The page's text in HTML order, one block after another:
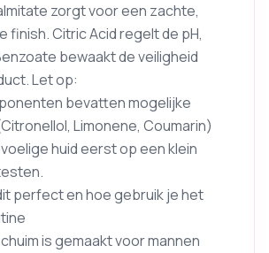
zorgt voor een zachte,
finish. Citric Acid regelt de pH,
bewaakt de veiligheid
Let op:
bevatten mogelijke
Limonene, Coumarin)
huid eerst op een klein
perfect en hoe gebruik je het
is gemaakt voor mannen